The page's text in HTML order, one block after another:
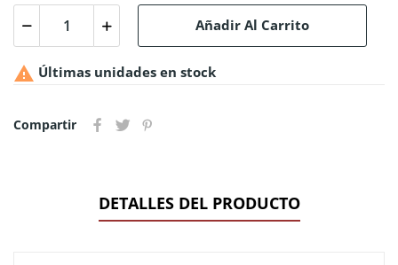
Añadir Al Carrito
 Últimas unidades en stock
Compartir
DETALLES DEL PRODUCTO